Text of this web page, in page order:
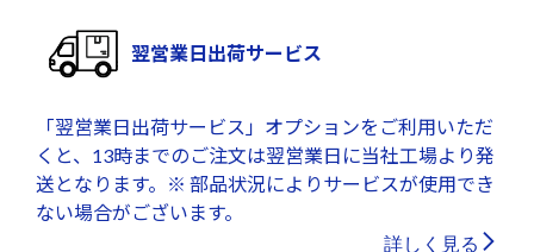
翌営業日出荷サービス
「翌営業日出荷サービス」オプションをご利用いただ
くと、13時までのご注文は翌営業日に当社工場より発
送となります。※ 部品状況によりサービスが使用でき
ない場合がございます。
詳しく見る